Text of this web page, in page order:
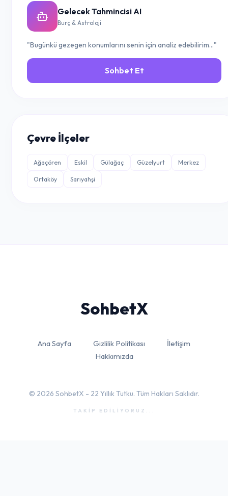
Gelecek Tahmincisi AI
Burç & Astroloji
"Bugünkü gezegen konumlarını senin için analiz edebilirim..."
Sohbet Et
Çevre İlçeler
Ağaçören Eskil Gülağaç Güzelyurt Merkez
Ortaköy Sarıyahşi
SohbetX
Ana Sayfa Gizlilik Politikası
İletişim
Hakkımızda
© 2026 SohbetX - 22 Yıllık Tutku. Tüm Hakları Saklıdır.
TAKİP EDİLİYORUZ...